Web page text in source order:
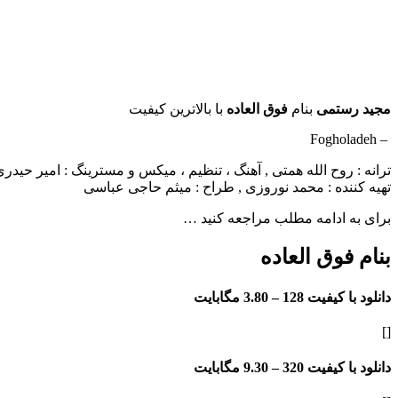
مجید رستمی بنام فوق العاده با بالاترین کیفیت
​ – Fogholadeh
ترانه : روح الله همتی , آهنگ ، تنظیم ، میکس و مسترینگ : امیر
تهیه کننده : محمد نوروزی , طراح : میثم حاجی عباسی
برای به ادامه مطلب مراجعه کنید …
بنام فوق العاده
دانلود با کیفیت 128 – 3.80 مگابایت
[]
دانلود با کیفیت 320 – 9.30 مگابایت